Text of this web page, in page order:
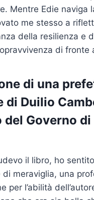
Mentre Edie naviga
me stesso a
della resilienza e
di fronte
di una
di Duilio
del Governo di
il libro, ho
di meraviglia, una
per l’abilità